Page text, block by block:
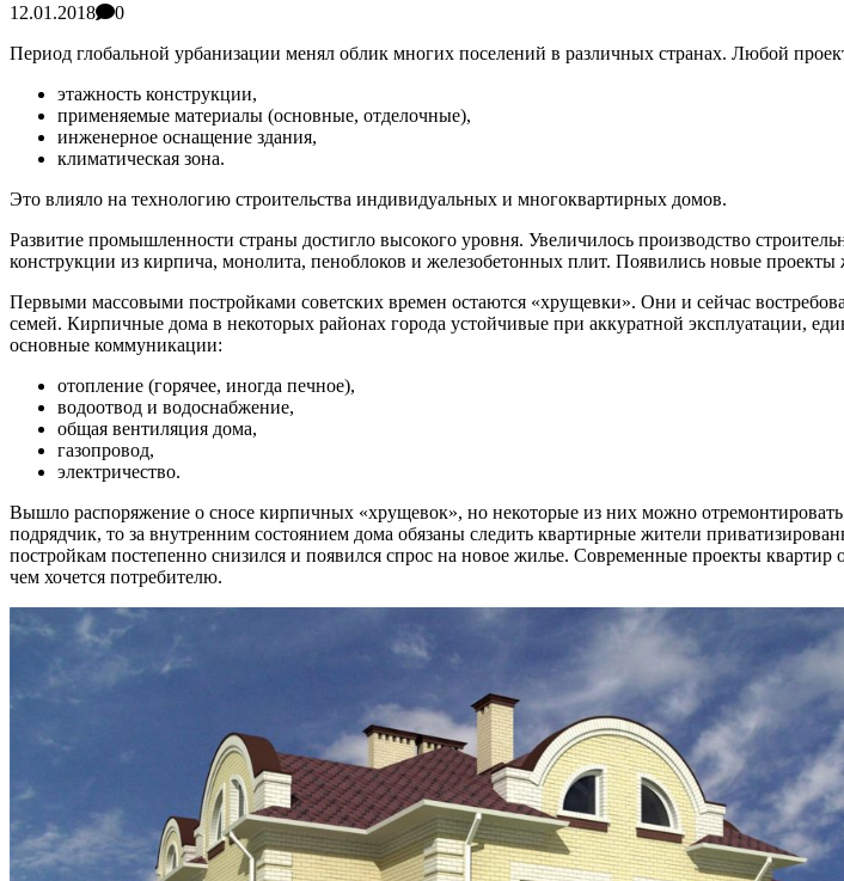
12.01.2018
0
Период глобальной урбанизации менял облик многих поселений в различных странах. Любой
этажность конструкции,
применяемые материалы (основные, отделочные),
инженерное оснащение здания,
климатическая зона.
Это влияло на технологию строительства индивидуальных и многоквартирных домов.
Развитие промышленности страны достигло высокого уровня. Увеличилось производство
конструкции из кирпича, монолита, пеноблоков и железобетонных плит. Появились новые
Первыми массовыми постройками советских времен остаются «хрущевки». Они и сейчас
семей. Кирпичные дома в некоторых районах города устойчивые при аккуратной эксплуатации,
основные коммуникации:
отопление (горячее, иногда печное),
водоотвод и водоснабжение,
общая вентиляция дома,
газопровод,
электричество.
Вышло распоряжение о сносе кирпичных «хрущевок», но некоторые из них можно отремонтировать
подрядчик, то за внутренним состоянием дома обязаны следить квартирные жители
постройкам постепенно снизился и появился спрос на новое жилье. Современные проекты
чем хочется потребителю.